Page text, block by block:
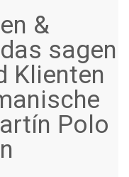
&
sagen
Klienten
Polo